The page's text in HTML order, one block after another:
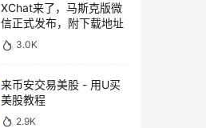
XChat来了，马斯克版微
信正式发布，附下载地址
3.0K
来币安交易美股 - 用U买
美股教程
2.9K